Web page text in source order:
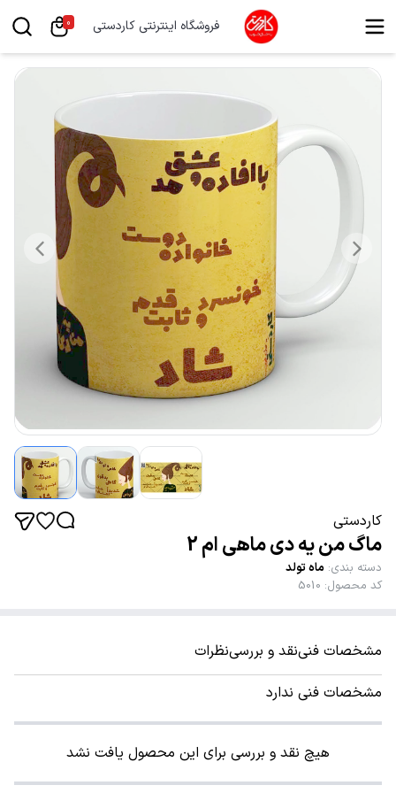
فروشگاه اینترنتی کاردستی 0
کاردستی
ماگ من یه دی ماهی ام 2
دسته بندی: ماه تولد
کد محصول:
5010
مشخصات فنینقد و بررسینظرات
مشخصات فنی ندارد
هیچ نقد و بررسی برای این محصول یافت نشد